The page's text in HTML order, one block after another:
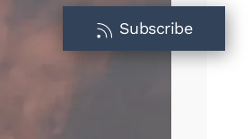
Subscribe